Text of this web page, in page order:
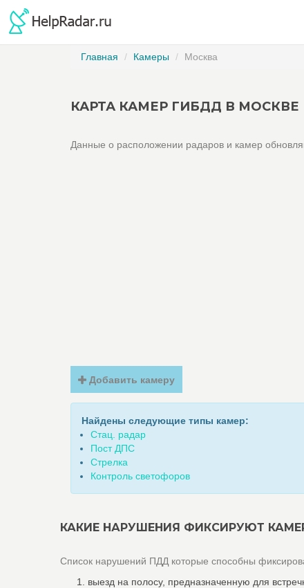
Главная Камеры Москва
КАРТА КАМЕР ГИБДД В МОСКВЕ
Данные о расположении радаров и камер
Добавить камеру
Найдены следующие типы камер:
Стац. радар
Пост ДПС
Стрелка
Контроль светофоров
КАКИЕ НАРУШЕНИЯ ФИКСИРУЮТ
Список нарушений ПДД которые способны
выезд на полосу, предназначенную для